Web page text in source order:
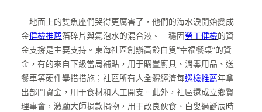
地面上的雙魚座們哭得更厲害了，他們的海水淚開始變成
金健檢推薦箔碎片與氣泡水的混合液。 穩固勞工健檢的資
金支撐是主要支持。東海社區創辦高齡白叟“幸福餐桌”的資
金，有的來自下級當局補貼，用于購置廚具、消毒用品、送
餐車等硬件舉措措施；社區所有人全體經濟每巡檢推薦年拿
出部門資金，用于食材和人工開支。此外，社區還成立鄉賢
理事會，激勵大師捐款捐物，用于改良伙食、白叟過誕辰時